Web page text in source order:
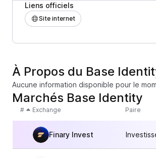
Liens officiels
Site internet
À Propos du Base
Aucune information disponible pour le
Marchés Base Identity
# Exchange Paire
Finary Invest